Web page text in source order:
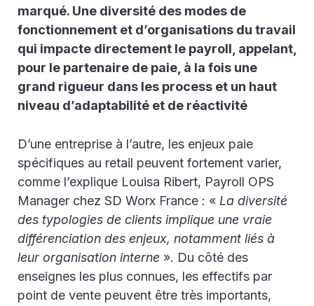
marqué. Une diversité des modes de
fonctionnement et d’organisations du travail
qui impacte directement le payroll, appelant,
pour le partenaire de paie, à la fois une
grand rigueur dans les process et un haut
niveau d’adaptabilité et de réactivité
D’une entreprise à l’autre, les enjeux paie
spécifiques au retail peuvent fortement varier,
comme l’explique Louisa Ribert, Payroll OPS
Manager chez SD Worx France : « La diversité
des typologies de clients implique une vraie
différenciation des enjeux, notamment liés à
leur organisation interne ». Du côté des
enseignes les plus connues, les effectifs par
point de vente peuvent être très importants,